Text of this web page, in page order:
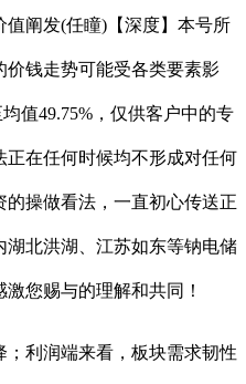
值阐发(任瞳)【深度】本号所
钱走势可能受各类要素影
值49.75%，仅供客户中的专
在任何时候均不形成对任何
的操做看法，一直初心传送正
北洪湖、江苏如东等钠电储
您赐与的理解和共同！
利润端来看，板块需求韧性